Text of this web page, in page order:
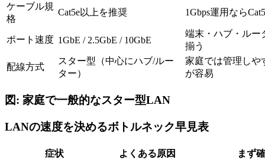
ケーブル規
格
Cat5e以上を推奨 1Gbps運用なら
ポート速度 1GbE / 2.5GbE / 10GbE
端末・ハブ・ルー
揃う
配線方式
スター型（中心にハブ/ルー
ター）
家庭では管理しや
が容易
図: 家庭で一般的なスター型LAN
LANの速度を決めるボトルネック早見表
症状 よくある原因 まず